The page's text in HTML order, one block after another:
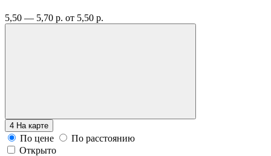
5,50 — 5,70 р. от 5,50 р.
4 На карте
По цене
По расстоянию
Открыто